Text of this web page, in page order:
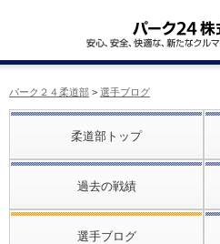
パーク２４柔道部 > 選手ブログ
柔道部トップ
過去の戦績
選手ブログ